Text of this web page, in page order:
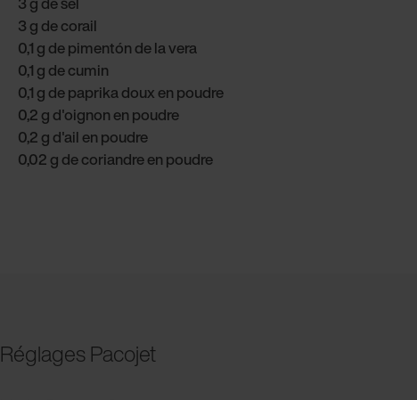
3 g de corail
0,1 g de pimentón de la vera
0,1 g de cumin
0,1 g de paprika doux en poudre
0,2 g d'oignon en poudre
0,2 g d'ail en poudre
0,02 g de coriandre en poudre
Réglages Pacojet